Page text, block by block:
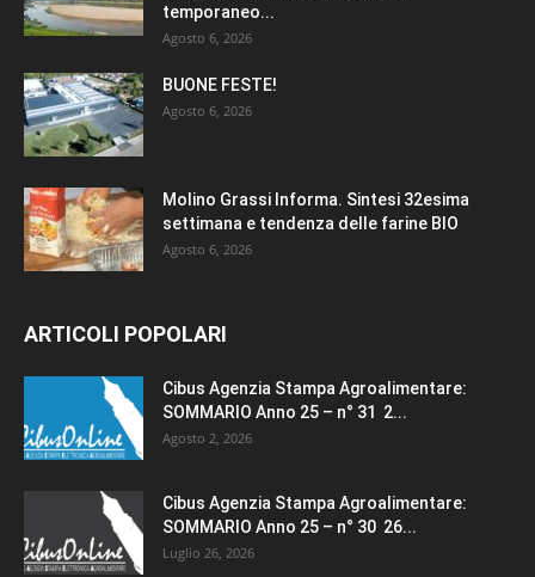
temporaneo...
Agosto 6, 2026
BUONE FESTE!
Agosto 6, 2026
Molino Grassi Informa. Sintesi 32esima
settimana e tendenza delle farine BIO
Agosto 6, 2026
ARTICOLI POPOLARI
Cibus Agenzia Stampa Agroalimentare:
SOMMARIO Anno 25 – n° 31 2...
Agosto 2, 2026
Cibus Agenzia Stampa Agroalimentare:
SOMMARIO Anno 25 – n° 30 26...
Luglio 26, 2026